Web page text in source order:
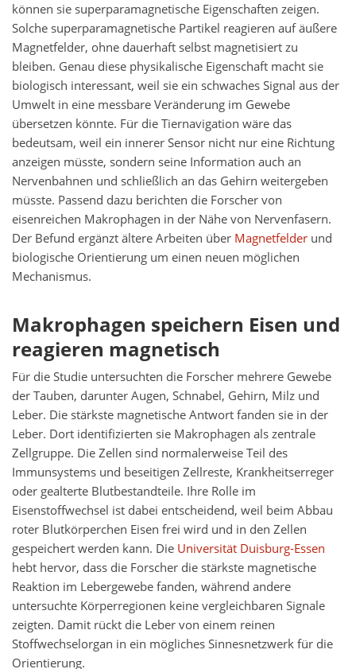
können sie superparamagnetische Eigenschaften zeigen.
Solche superparamagnetische Partikel reagieren auf äußere
Magnetfelder, ohne dauerhaft selbst magnetisiert zu
bleiben. Genau diese physikalische Eigenschaft macht sie
biologisch interessant, weil sie ein schwaches Signal aus der
Umwelt in eine messbare Veränderung im Gewebe
übersetzen könnte. Für die Tiernavigation wäre das
bedeutsam, weil ein innerer Sensor nicht nur eine Richtung
anzeigen müsste, sondern seine Information auch an
Nervenbahnen und schließlich an das Gehirn weitergeben
müsste. Passend dazu berichten die Forscher von
eisenreichen Makrophagen in der Nähe von Nervenfasern.
Der Befund ergänzt ältere Arbeiten über Magnetfelder und
biologische Orientierung um einen neuen möglichen
Mechanismus.
Makrophagen speichern Eisen und
reagieren magnetisch
Für die Studie untersuchten die Forscher mehrere Gewebe
der Tauben, darunter Augen, Schnabel, Gehirn, Milz und
Leber. Die stärkste magnetische Antwort fanden sie in der
Leber. Dort identifizierten sie Makrophagen als zentrale
Zellgruppe. Die Zellen sind normalerweise Teil des
Immunsystems und beseitigen Zellreste, Krankheitserreger
oder gealterte Blutbestandteile. Ihre Rolle im
Eisenstoffwechsel ist dabei entscheidend, weil beim Abbau
roter Blutkörperchen Eisen frei wird und in den Zellen
gespeichert werden kann. Die Universität Duisburg-Essen
hebt hervor, dass die Forscher die stärkste magnetische
Reaktion im Lebergewebe fanden, während andere
untersuchte Körperregionen keine vergleichbaren Signale
zeigten. Damit rückt die Leber von einem reinen
Stoffwechselorgan in ein mögliches Sinnesnetzwerk für die
Orientierung.